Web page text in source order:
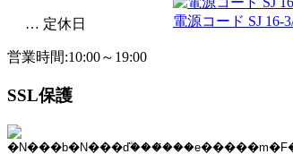
… 定休日
営業時間:10:00～19:00
SSL保護
電源コード SJ 16-